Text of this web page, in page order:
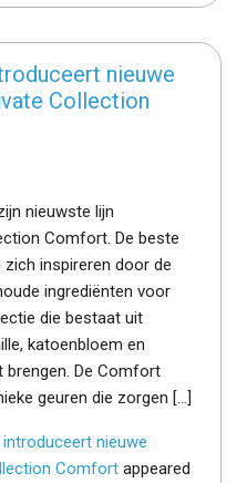
nieuwe
Collection
nieuwste lijn
Comfort. De beste
inspireren door de
ingrediënten voor
die bestaat uit
katoenbloem en
De Comfort
geuren die zorgen […]
nieuwe
Comfortappeared